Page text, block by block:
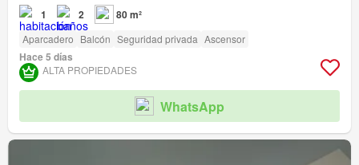
1 2 80 m²
Aparcadero Balcón Seguridad privada Ascensor
Hace 5 días
ALTA PROPIEDADES
WhatsApp